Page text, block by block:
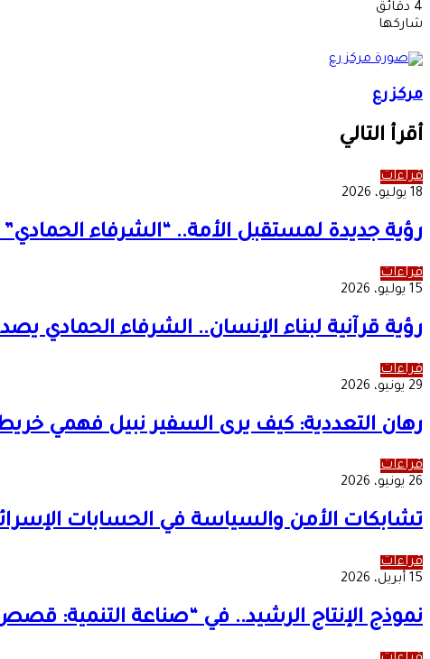
4 دقائق
فيسبوك
‫X
لينكدإن
بينتيريست
Odnoklassniki
‫Pocket
شاركها
عبر
مركز رع
أقرأ التالي
قراءات
18 يوليو، 2026
رؤية جديدة لمستقبل الأمة.. “الشرفاء الحمادي”
قراءات
15 يوليو، 2026
رؤية قرآنية لبناء الإنسان.. الشرفاء الحمادي
قراءات
29 يونيو، 2026
رهان التعددية: كيف يرى السفير نبيل فهمي خريطة
قراءات
26 يونيو، 2026
تشابكات الأمن والسياسة في الحسابات
قراءات
15 أبريل، 2026
نموذج الإنتاج الرشيد.. في “صناعة التنمية: